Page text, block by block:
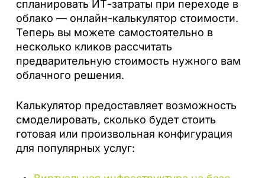
спланировать ИТ-затраты при переходе в
облако — онлайн-калькулятор стоимости.
Теперь вы можете самостоятельно в
несколько кликов рассчитать
предварительную стоимость нужного вам
облачного решения.
Калькулятор предоставляет возможность
смоделировать, сколько будет стоить
готовая или произвольная конфигурация
для популярных услуг: